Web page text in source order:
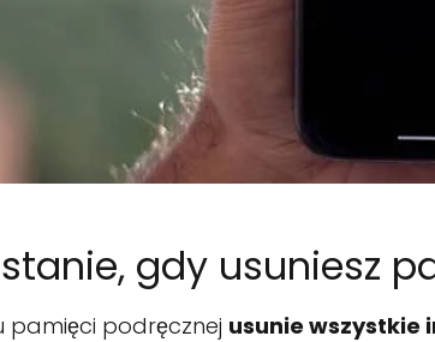
gdy usuniesz
pamięci podręcznej usunie wszystkie